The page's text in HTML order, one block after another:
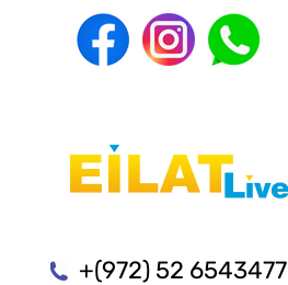
+(972) 52 6543477